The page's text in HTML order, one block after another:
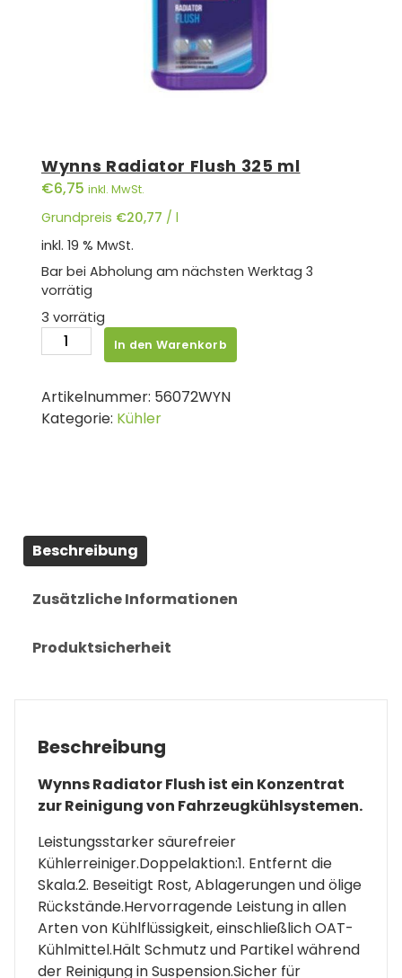
Wynns Radiator Flush 325 ml
€6,75 inkl. MwSt.
Grundpreis €20,77 / l
inkl. 19 % MwSt.
Bar bei Abholung am nächsten Werktag 3
vorrätig
3 vorrätig
Wynns
Radiator
325
ml
In den Warenkorb
Artikelnummer: 56072WYN
Kategorie: Kühler
Beschreibung
Zusätzliche Informationen
Produktsicherheit
Beschreibung
Wynns Radiator Flush ist ein Konzentrat
zur Reinigung von Fahrzeugkühlsystemen.
Leistungsstarker säurefreier
Kühlerreiniger.Doppelaktion:1. Entfernt die
Skala.2. Beseitigt Rost, Ablagerungen und ölige
Rückstände.Hervorragende Leistung in allen
Arten von Kühlflüssigkeit, einschließlich OAT-
Kühlmittel.Hält Schmutz und Partikel während
der Reinigung in Suspension.Sicher für